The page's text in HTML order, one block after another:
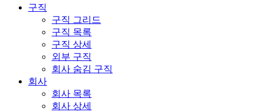
구직
구직 그리드
구직 목록
구직 상세
외부 구직
회사 숨김 구직
회사
회사 목록
회사 상세